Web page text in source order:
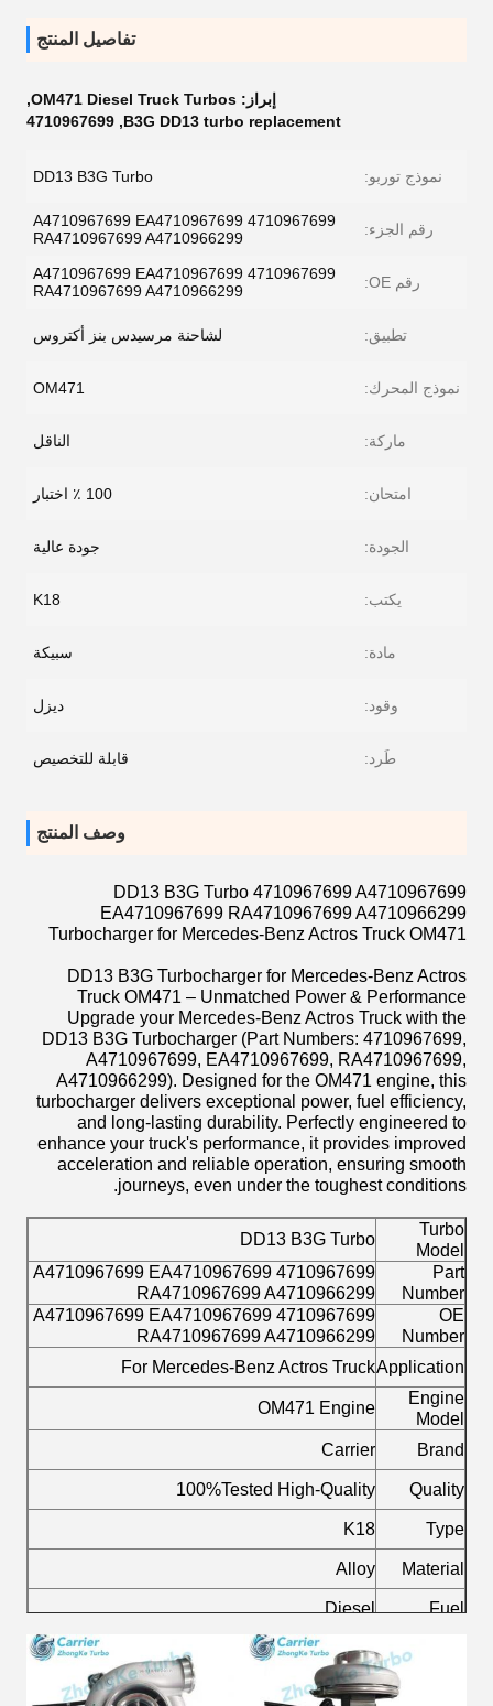
تفاصيل المنتج
إبراز: OM471 Diesel Truck Turbos
,
B3G DD13 turbo replacement
,
4710967699
نموذج توربو: DD13 B3G Turbo
رقم الجزء:
4710967699 A4710967699 EA4710967699
RA4710967699 A4710966299
رقم OE:
4710967699 A4710967699 EA4710967699
RA4710967699 A4710966299
تطبيق: لشاحنة مرسيدس بنز أكتروس
نموذج المحرك: OM471
ماركة: الناقل
امتحان: 100 ٪ اختبار
الجودة: جودة عالية
يكتب: K18
مادة: سبيكة
وقود: ديزل
طَرد: قابلة للتخصيص
وصف المنتج
DD13 B3G Turbo 4710967699 A4710967699
EA4710967699 RA4710967699 A4710966299
Turbocharger for Mercedes-Benz Actros Truck OM471
DD13 B3G Turbocharger for Mercedes-Benz Actros
Truck OM471 – Unmatched Power & Performance
Upgrade your Mercedes-Benz Actros Truck with the
DD13 B3G Turbocharger (Part Numbers: 4710967699,
A4710967699, EA4710967699, RA4710967699,
A4710966299). Designed for the OM471 engine, this
turbocharger delivers exceptional power, fuel efficiency,
and long-lasting durability. Perfectly engineered to
enhance your truck's performance, it provides improved
acceleration and reliable operation, ensuring smooth
journeys, even under the toughest conditions.
Turbo
Model
DD13 B3G Turbo
Part
Number
4710967699 A4710967699 EA4710967699
RA4710967699 A4710966299
OE
Number
4710967699 A4710967699 EA4710967699
RA4710967699 A4710966299
Application
For Mercedes-Benz Actros Truck
Engine
Model
OM471 Engine
Brand
Carrier
Quality
100%Tested High-Quality
Type
K18
Material
Alloy
Fuel
Diesel